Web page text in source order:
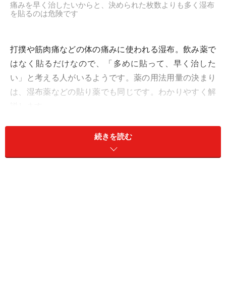
痛みを早く治したいからと、決められた枚数よりも多く湿布
を貼るのは危険です
打撲や筋肉痛などの体の痛みに使われる湿布。飲み薬で
はなく貼るだけなので、「多めに貼って、早く治した
い」と考える人がいるようです。薬の用法用量の決まり
は、湿布薬などの貼り薬でも同じです。わかりやすく解
Q. 「湿布薬のパッケージを見ると、1日の使用限度枚数
が書かれていました。多く貼れば貼るほど効果があるの
続きを読む